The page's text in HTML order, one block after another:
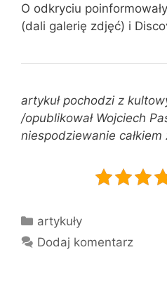
O odkryciu
(dali galerię zdjęć) i
artykuł pochodzi z
/opublikował Wojciech
niespodziewanie całkiem
Kategorie
artykuły
Dodaj komentarz